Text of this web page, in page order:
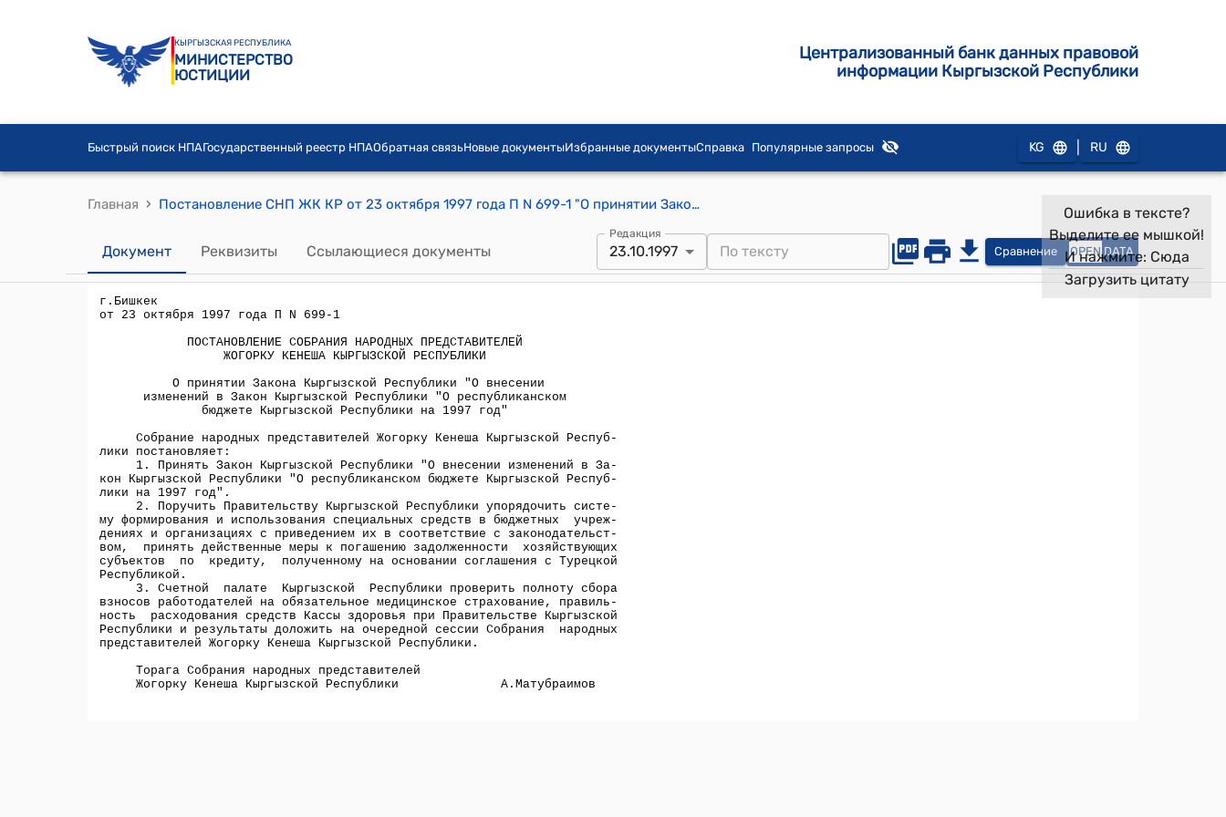
КЫРГЫЗСКАЯ РЕСПУБЛИКА
МИНИСТЕРСТВО
ЮСТИЦИИ
Централизованный банк данных правовой
информации Кыргызской Республики
Быстрый поиск НПАГосударственный реестр НПАОбратная связьНовые документыИзбранные документыСправка Популярные запросы KG RU
Главная › Постановление СНП ЖК КР от 23 октября 1997 года П N 699-1 "О принятии Закона Кыргызской Республики "О внесении изменений в Закон Кыргызской Республики "О республиканском бюджете Кыргызской Республики на 1997 год"
Документ Реквизиты Ссылающиеся документы
Редакция
23.10.1997 Сравнение OPEN DATA
Ошибка в тексте?
Выделите ее мышкой!
И нажмите: Сюда
Загрузить цитату